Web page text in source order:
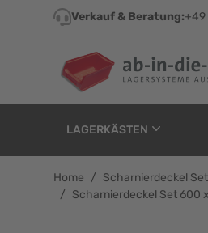
Direkt zum Inhalt
Verkauf & Beratung:+49
LAGERKÄSTEN
Home / Scharnierdeckel
/ Scharnierdeckel Set 600